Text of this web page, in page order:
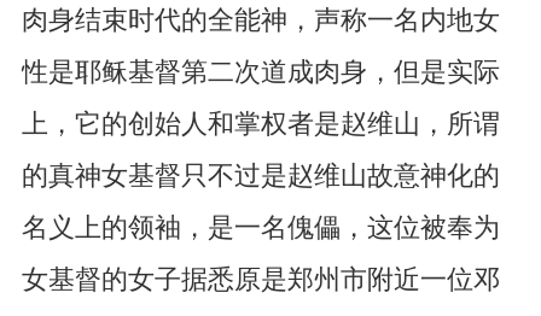
肉身结束时代的全能神，声称一名内地女
性是耶稣基督第二次道成肉身，但是实际
上，它的创始人和掌权者是赵维山，所谓
的真神女基督只不过是赵维山故意神化的
名义上的领袖，是一名傀儡，这位被奉为
女基督的女子据悉原是郑州市附近一位邓